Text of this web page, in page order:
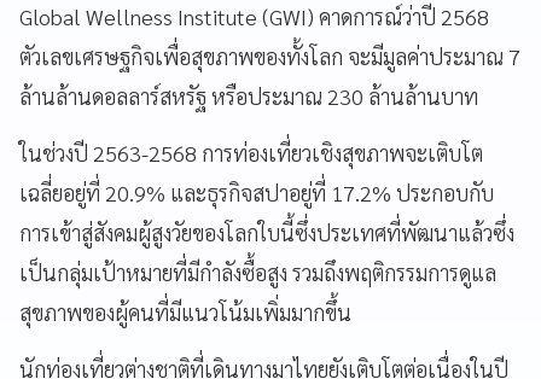
Global Wellness Institute (GWI) คาดการณ์ว่าปี 2568
ตัวเลขเศรษฐกิจเพื่อสุขภาพของทั้งโลก จะมีมูลค่าประมาณ 7
ล้านล้านดอลลาร์สหรัฐ หรือประมาณ 230 ล้านล้านบาท
ในช่วงปี 2563-2568 การท่องเที่ยวเชิงสุขภาพจะเติบโต
เฉลี่ยอยู่ที่ 20.9% และธุรกิจสปาอยู่ที่ 17.2% ประกอบกับ
การเข้าสู่สังคมผู้สูงวัยของโลกใบนี้ซึ่งประเทศที่พัฒนาแล้วซึ่ง
เป็นกลุ่มเป้าหมายที่มีกำลังซื้อสูง รวมถึงพฤติกรรมการดูแล
สุขภาพของผู้คนที่มีแนวโน้มเพิ่มมากขึ้น
นักท่องเที่ยวต่างชาติที่เดินทางมาไทยยังเติบโตต่อเนื่องในปี